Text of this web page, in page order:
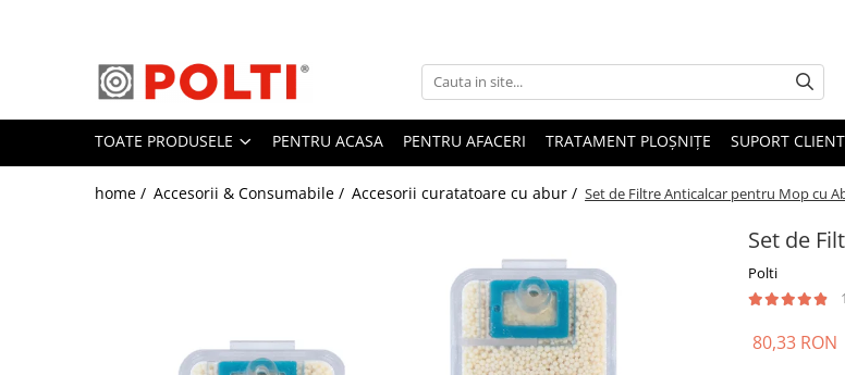
Toate Produsele
Aparate Medicale
Aspiratoare profesionale
Aspiratoare cu abur
TOATE PRODUSELE PENTRU ACASA PENTRU AFACERI TRATAMENT PLOȘNIȚE SUPORT
home / Accesorii & Consumabile / Accesorii curatatoare cu abur / Set de Filtre Anticalcar pentru Mop cu
Set de
Polti
80,33 RON